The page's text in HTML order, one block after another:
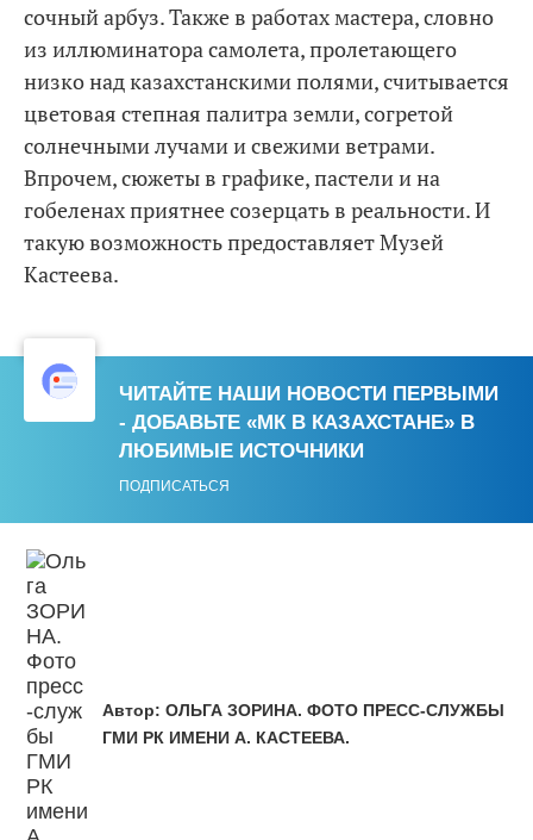
сочный арбуз. Также в работах мастера, словно
из иллюминатора самолета, пролетающего
низко над казахстанскими полями, считывается
цветовая степная палитра земли, согретой
солнечными лучами и свежими ветрами.
Впрочем, сюжеты в графике, пастели и на
гобеленах приятнее созерцать в реальности. И
такую возможность предоставляет Музей
Кастеева.
ЧИТАЙТЕ НАШИ НОВОСТИ ПЕРВЫМИ
- ДОБАВЬТЕ «МК В КАЗАХСТАНЕ» В
ЛЮБИМЫЕ ИСТОЧНИКИ
ПОДПИСАТЬСЯ
Автор: ОЛЬГА ЗОРИНА. ФОТО ПРЕСС-СЛУЖБЫ
ГМИ РК ИМЕНИ А. КАСТЕЕВА.